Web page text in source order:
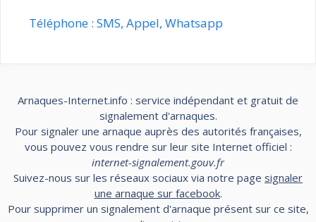
Téléphone : SMS, Appel, Whatsapp
Arnaques-Internet.info : service indépendant et gratuit de
signalement d'arnaques.
Pour signaler une arnaque auprès des autorités françaises,
vous pouvez vous rendre sur leur site Internet officiel :
internet-signalement.gouv.fr
Suivez-nous sur les réseaux sociaux via notre page signaler
une arnaque sur facebook.
Pour supprimer un signalement d'arnaque présent sur ce site,